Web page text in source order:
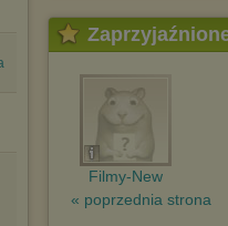
Filmy-New
« poprzednia strona